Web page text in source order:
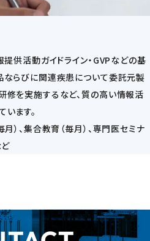
提供活動ガイドライン・GVPなどの基
ならびに関連疾患について委託元製
修を実施するなど、質の高い情報活
ます。
）、集合教育（毎月）、専門医セミナ